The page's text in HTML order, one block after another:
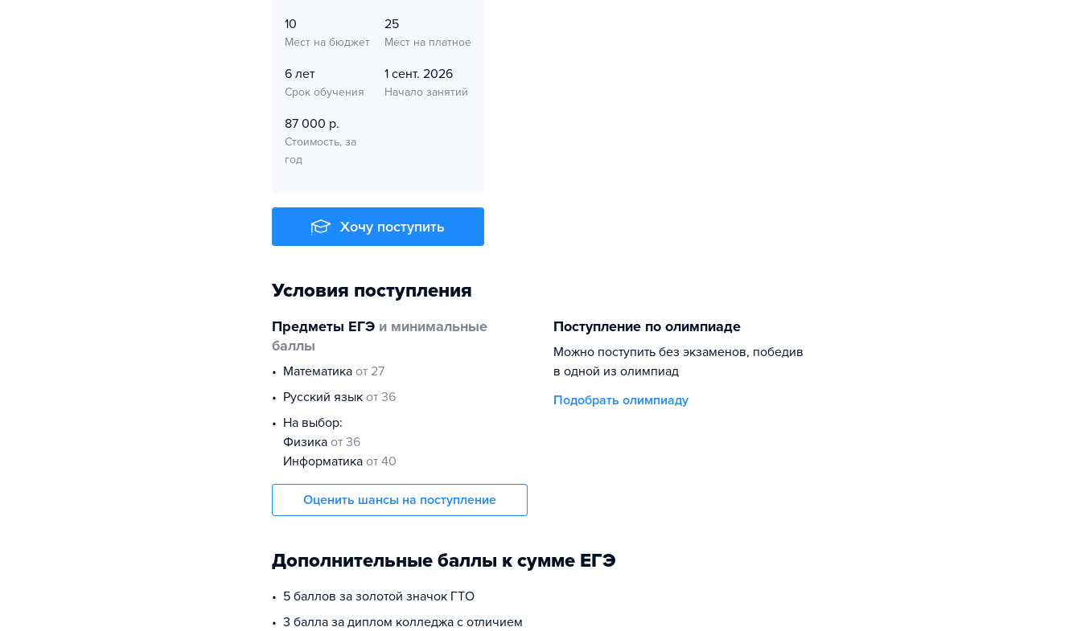
10
Мест на бюджет
25
Мест на платное
6 лет
Срок обучения
1 сент. 2026
Начало занятий
87 000 р.
Стоимость, за
год
Хочу поступить
Условия поступления
Предметы ЕГЭ и минимальные
баллы
математика от 27
русский язык от 36
На выбор:
физика от 36
информатика от 40
Оценить шансы на поступление
Поступление по олимпиаде
Можно поступить без экзаменов, победив
в одной из олимпиад
Подобрать олимпиаду
Дополнительные баллы к сумме ЕГЭ
5 баллов за золотой значок ГТО
3 балла за диплом колледжа с отличием